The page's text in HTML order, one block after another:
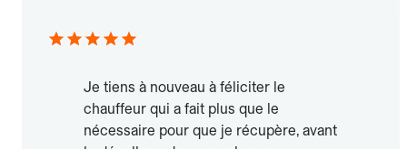
Je tiens à nouveau à féliciter le
chauffeur qui a fait plus que le
nécessaire pour que je récupère, avant